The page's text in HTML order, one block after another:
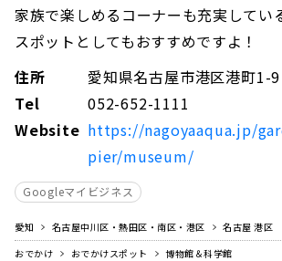
家族で楽しめるコーナーも充実してい
スポットとしてもおすすめですよ！
住所
愛知県名古屋市港区港町1-9
Tel
052-652-1111
Website https://nagoyaaqua.jp/
pier/museum/
Googleマイビジネス
愛知 名古屋中川区・熱田区・南区・港区
名古屋 港区
おでかけ
おでかけスポット 博物館＆科学館